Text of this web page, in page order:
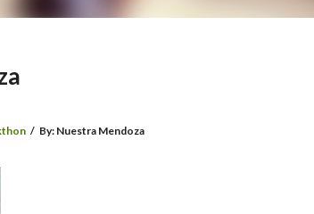
/ By: Nuestra Mendoza